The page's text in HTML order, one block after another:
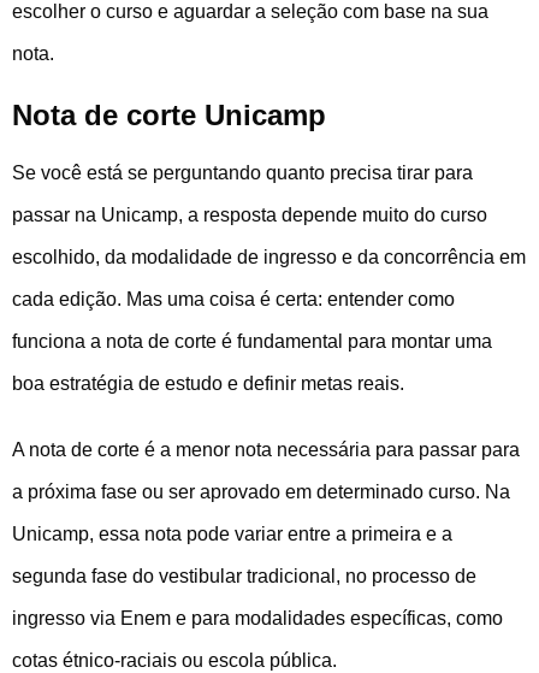
escolher o curso e aguardar a seleção com base na sua
nota.
Nota de corte Unicamp
Se você está se perguntando quanto precisa tirar para
passar na Unicamp, a resposta depende muito do curso
escolhido, da modalidade de ingresso e da concorrência em
cada edição. Mas uma coisa é certa: entender como
funciona a nota de corte é fundamental para montar uma
boa estratégia de estudo e definir metas reais.
A nota de corte é a menor nota necessária para passar para
a próxima fase ou ser aprovado em determinado curso. Na
Unicamp, essa nota pode variar entre a primeira e a
segunda fase do vestibular tradicional, no processo de
ingresso via Enem e para modalidades específicas, como
cotas étnico-raciais ou escola pública.